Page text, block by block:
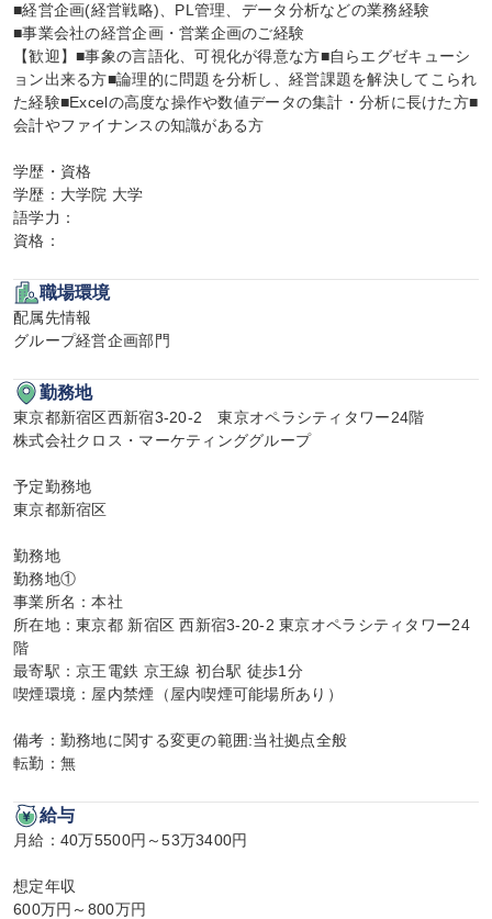
■経営企画(経営戦略)、PL管理、データ分析などの業務経験
■事業会社の経営企画・営業企画のご経験
【歓迎】■事象の言語化、可視化が得意な方■自らエグゼキューシ
ョン出来る方■論理的に問題を分析し、経営課題を解決してこられ
た経験■Excelの高度な操作や数値データの集計・分析に長けた方■
会計やファイナンスの知識がある方
学歴・資格
学歴：大学院 大学
語学力：
資格：
職場環境
配属先情報
グループ経営企画部門
勤務地
東京都新宿区西新宿3-20-2　東京オペラシティタワー24階
株式会社クロス・マーケティンググループ
予定勤務地
東京都新宿区
勤務地
勤務地①
事業所名：本社
所在地：東京都 新宿区 西新宿3-20-2 東京オペラシティタワー24
階
最寄駅：京王電鉄 京王線 初台駅 徒歩1分
喫煙環境：屋内禁煙（屋内喫煙可能場所あり）
備考：勤務地に関する変更の範囲:当社拠点全般
転勤：無
給与
月給：40万5500円～53万3400円
想定年収
600万円～800万円